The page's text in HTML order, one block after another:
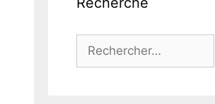
Rechercher :